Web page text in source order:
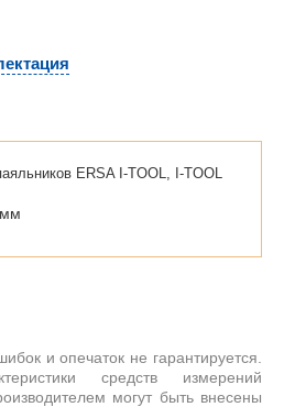
ERSA I-TOOL, I-TOOL
и опечаток не гарантируется.
средств измерений
могут быть внесены